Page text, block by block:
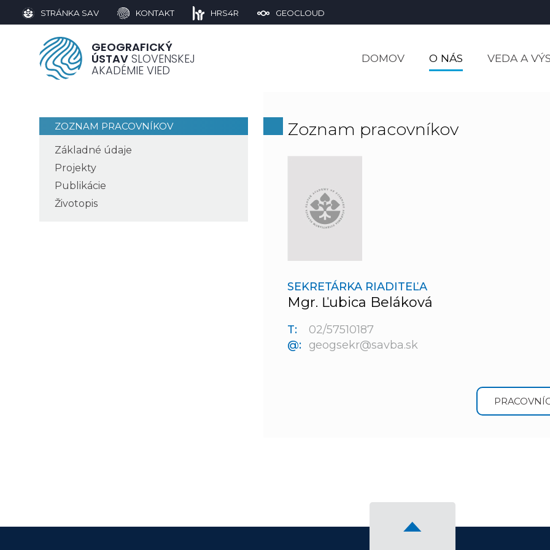
GEOGRAFICKÝ
ÚSTAV SLOVENSKEJ
AKADÉMIE VIED
DOMOV O NÁS VEDA A
STRÁNKA SAV KONTAKT HRS4R GEOCLOUD
ZOZNAM PRACOVNÍKOV
Základné údaje
Projekty
Publikácie
Životopis
Zoznam pracovníkov
SEKRETÁRKA RIADITEĽA
Mgr. Ľubica Beláková
T:
02/57510187
@:
geogsekr@savba.sk